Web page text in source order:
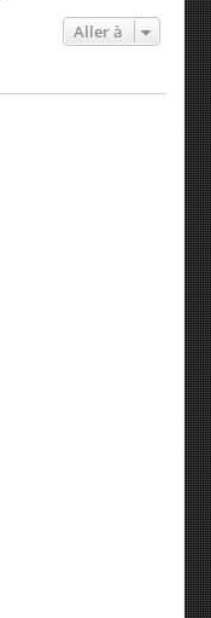
Aller à